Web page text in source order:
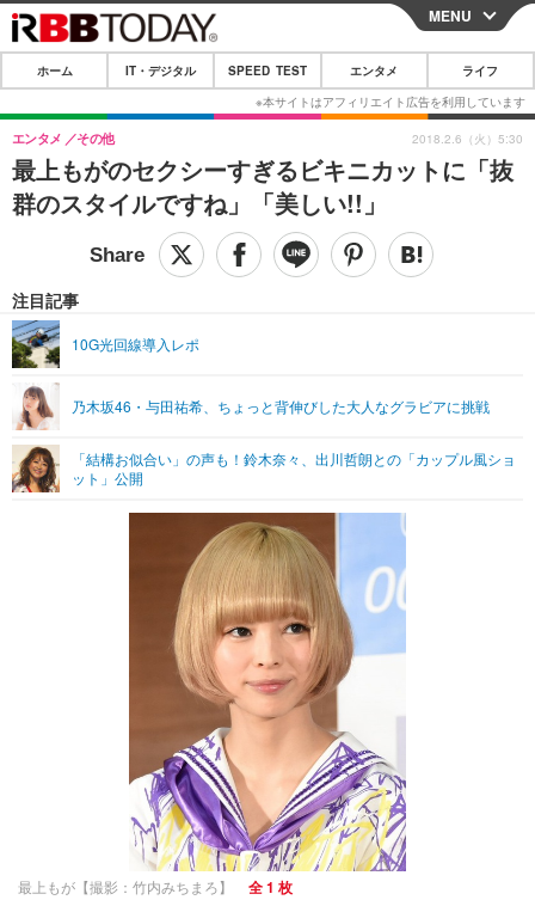
CLOSE
ホーム
IT・デジタル
IT・デジタルTOP スマートフォン
ショッピング その他
SPEED TEST
エンタメTOP 映画・ドラマ
グラビア ブログ
ショッピング その他
ライフTOP
リリース一覧
プッシュ通知の停止方法
MENU
ホーム IT・デジタル SPEED TEST エンタメ ライフ
最上もがのセクシーすぎるビキニカットに「抜
群のスタイルですね」「美しい!!」
エンタメ その他
注目記事
10G光回線導入レポ
乃木坂46・与田祐希、ちょっと背伸びした大人なグラビアに挑戦
「結構お似合い」の声も！鈴木奈々、出川哲朗との「カップル風ショ
ット」公開
2018.2.6（火）5:30
最上もが【撮影：竹内みちまろ】 全 1 枚